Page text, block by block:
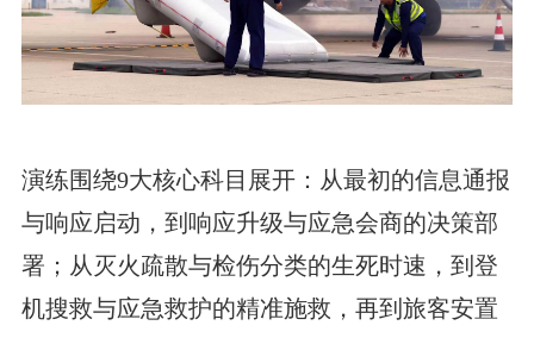
演练围绕9大核心科目展开：从最初的信息通报
与响应启动，到响应升级与应急会商的决策部
署；从灭火疏散与检伤分类的生死时速，到登
机搜救与应急救护的精准施救，再到旅客安置